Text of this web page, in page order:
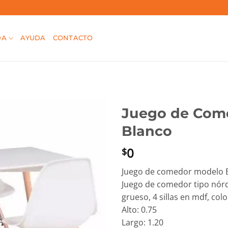
AYUDA CONTACTO
Juego de
Blanco
$0
Juego de comedor modelo
Juego de comedor tipo
grueso, 4 sillas en mdf,
Alto: 0.75
Largo: 1.20